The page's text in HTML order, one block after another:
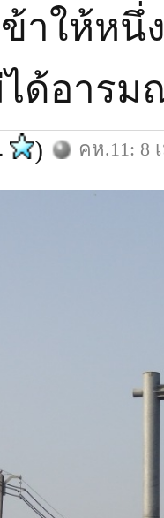
าให้หนึ่
ด้อารม
) คห.11: 8